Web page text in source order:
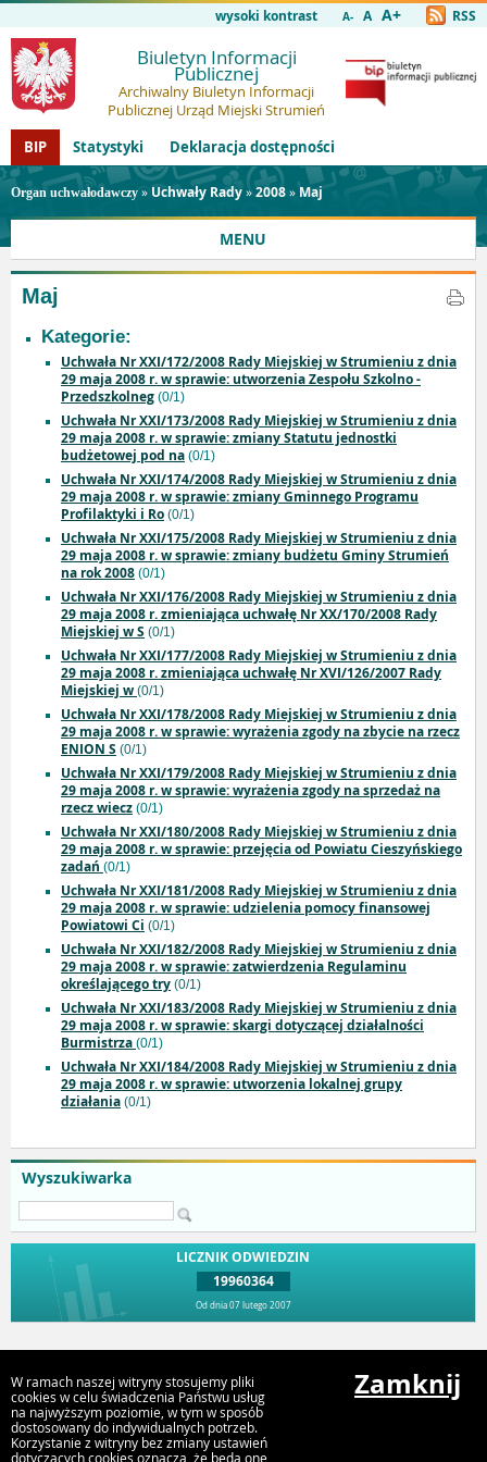
wysoki kontrast A- A A+ RSS
Biuletyn Informacji
Publicznej
Archiwalny Biuletyn Informacji
Publicznej Urząd Miejski Strumień
BIP
Statystyki Deklaracja dostępności
Organ uchwałodawczy » Uchwały Rady»2008»Maj
MENU
Wyszukiwarka
LICZNIK ODWIEDZIN
19960364
Od dnia 07 lutego 2007
Maj
Kategorie:
Uchwała Nr XXI/172/2008 Rady Miejskiej w Strumieniu z dnia
29 maja 2008 r. w sprawie: utworzenia Zespołu Szkolno -
Przedszkolneg (0/1)
Uchwała Nr XXI/173/2008 Rady Miejskiej w Strumieniu z dnia
29 maja 2008 r. w sprawie: zmiany Statutu jednostki
budżetowej pod na (0/1)
Uchwała Nr XXI/174/2008 Rady Miejskiej w Strumieniu z dnia
29 maja 2008 r. w sprawie: zmiany Gminnego Programu
Profilaktyki i Ro (0/1)
Uchwała Nr XXI/175/2008 Rady Miejskiej w Strumieniu z dnia
29 maja 2008 r. w sprawie: zmiany budżetu Gminy Strumień
na rok 2008 (0/1)
Uchwała Nr XXI/176/2008 Rady Miejskiej w Strumieniu z dnia
29 maja 2008 r. zmieniająca uchwałę Nr XX/170/2008 Rady
Miejskiej w S (0/1)
Uchwała Nr XXI/177/2008 Rady Miejskiej w Strumieniu z dnia
29 maja 2008 r. zmieniająca uchwałę Nr XVI/126/2007 Rady
Miejskiej w (0/1)
Uchwała Nr XXI/178/2008 Rady Miejskiej w Strumieniu z dnia
29 maja 2008 r. w sprawie: wyrażenia zgody na zbycie na rzecz
ENION S (0/1)
Uchwała Nr XXI/179/2008 Rady Miejskiej w Strumieniu z dnia
29 maja 2008 r. w sprawie: wyrażenia zgody na sprzedaż na
rzecz wiecz (0/1)
Uchwała Nr XXI/180/2008 Rady Miejskiej w Strumieniu z dnia
29 maja 2008 r. w sprawie: przejęcia od Powiatu Cieszyńskiego
zadań (0/1)
Uchwała Nr XXI/181/2008 Rady Miejskiej w Strumieniu z dnia
29 maja 2008 r. w sprawie: udzielenia pomocy finansowej
Powiatowi Ci (0/1)
Uchwała Nr XXI/182/2008 Rady Miejskiej w Strumieniu z dnia
29 maja 2008 r. w sprawie: zatwierdzenia Regulaminu
określającego try (0/1)
Uchwała Nr XXI/183/2008 Rady Miejskiej w Strumieniu z dnia
29 maja 2008 r. w sprawie: skargi dotyczącej działalności
Burmistrza (0/1)
Uchwała Nr XXI/184/2008 Rady Miejskiej w Strumieniu z dnia
29 maja 2008 r. w sprawie: utworzenia lokalnej grupy
działania (0/1)
Urząd Miejski Strumień
ul. Rynek 4, 43-246 Strumień
W ramach naszej witryny stosujemy pliki
cookies w celu świadczenia Państwu usług
na najwyższym poziomie, w tym w sposób
dostosowany do indywidualnych potrzeb.
Korzystanie z witryny bez zmiany ustawień
dotyczących cookies oznacza, że będą one
Zamknij